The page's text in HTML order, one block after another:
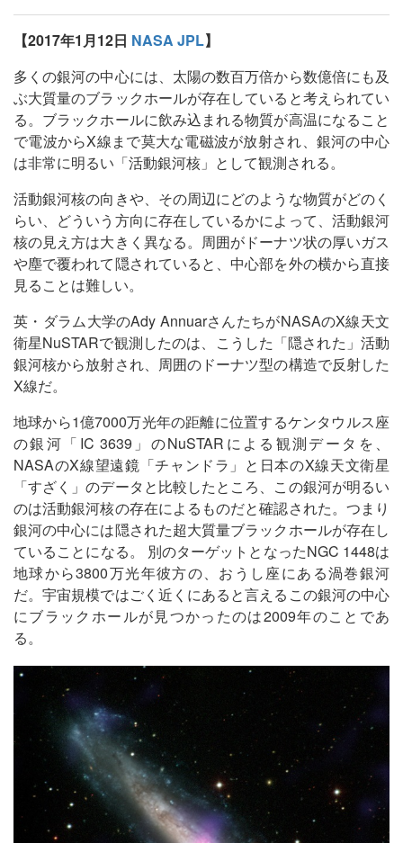
【2017年1月12日 NASA JPL】
多くの銀河の中心には、太陽の数百万倍から数億倍にも及
ぶ大質量のブラックホールが存在していると考えられてい
る。ブラックホールに飲み込まれる物質が高温になること
で電波からX線まで莫大な電磁波が放射され、銀河の中心
は非常に明るい「活動銀河核」として観測される。
活動銀河核の向きや、その周辺にどのような物質がどのく
らい、どういう方向に存在しているかによって、活動銀河
核の見え方は大きく異なる。周囲がドーナツ状の厚いガス
や塵で覆われて隠されていると、中心部を外の横から直接
見ることは難しい。
英・ダラム大学のAdy AnnuarさんたちがNASAのX線天文
衛星NuSTARで観測したのは、こうした「隠された」活動
銀河核から放射され、周囲のドーナツ型の構造で反射した
X線だ。
地球から1億7000万光年の距離に位置するケンタウルス座
の銀河「IC 3639」のNuSTARによる観測データを、
NASAのX線望遠鏡「チャンドラ」と日本のX線天文衛星
「すざく」のデータと比較したところ、この銀河が明るい
のは活動銀河核の存在によるものだと確認された。つまり
銀河の中心には隠された超大質量ブラックホールが存在し
ていることになる。 別のターゲットとなったNGC 1448は
地球から3800万光年彼方の、おうし座にある渦巻銀河
だ。宇宙規模ではごく近くにあると言えるこの銀河の中心
にブラックホールが見つかったのは2009年のことであ
る。